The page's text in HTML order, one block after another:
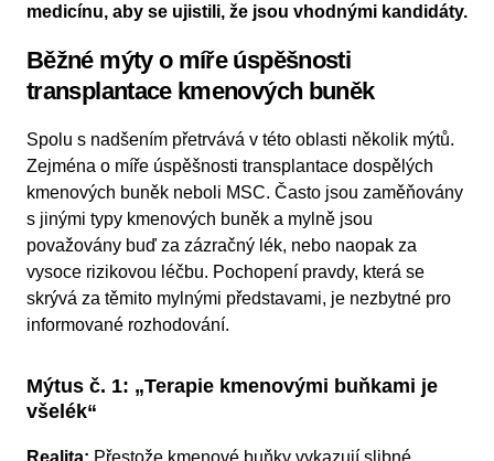
medicínu, aby se ujistili, že jsou vhodnými kandidáty.
Běžné mýty o míře úspěšnosti
transplantace kmenových buněk
Spolu s nadšením přetrvává v této oblasti několik mýtů.
Zejména o míře úspěšnosti transplantace dospělých
kmenových buněk neboli MSC. Často jsou zaměňovány
s jinými typy kmenových buněk a mylně jsou
považovány buď za zázračný lék, nebo naopak za
vysoce rizikovou léčbu. Pochopení pravdy, která se
skrývá za těmito mylnými představami, je nezbytné pro
informované rozhodování.
Mýtus č. 1: „Terapie kmenovými buňkami je
všelék“
Realita: Přestože kmenové buňky vykazují slibné